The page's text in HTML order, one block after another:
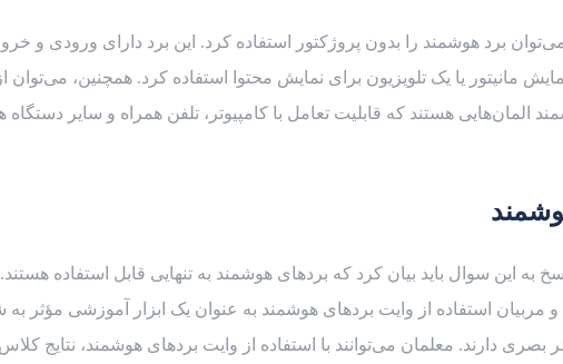
می‌توان برد هوشمند را بدون پروژکتور استفاده کرد. این برد دارای ورودی و
مانیتور یا یک تلویزیون برای نمایش محتوا استفاده کرد. همچنین، می‌توان
هستند که قابلیت تعامل با کامپیوتر، تلفن همراه و سایر دستگاه‌
به این سوال باید بیان کرد که بردهای هوشمند به تنهایی قابل استفاده
و مربیان استفاده از وایت بردهای هوشمند به ‌عنوان یک ابزار آموزشی
دارند. معلمان می‌توانند با استفاده از وایت بردهای هوشمند، نتایج